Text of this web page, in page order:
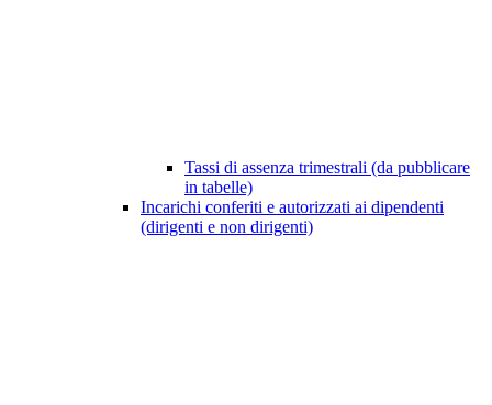
Tassi di assenza trimestrali (da pubblicare
in tabelle)
Incarichi conferiti e autorizzati ai dipendenti
(dirigenti e non dirigenti)